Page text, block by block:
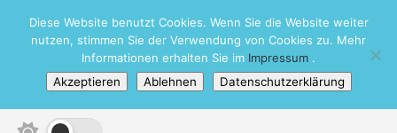
content
Schachbezirk Heidelberg e.V.
Diese Website benutzt Cookies. Wenn Sie die Website weiter
nutzen, stimmen Sie der Verwendung von Cookies zu. Mehr
Informationen erhalten Sie im Impressum .
Akzeptieren
Ablehnen Datenschutzerklärung